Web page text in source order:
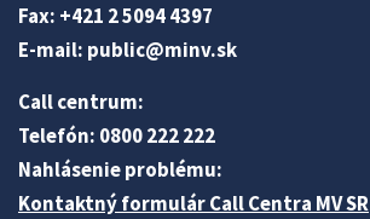
Fax: +421 2 5094 4397
E-mail: public@minv.sk
Call centrum:
Telefón: 0800 222 222
Nahlásenie problému:
Kontaktný formulár Call Centra MV SR